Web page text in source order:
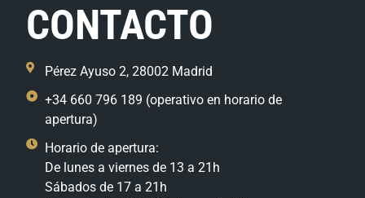
CONTACTO
Pérez Ayuso 2, 28002 Madrid
+34 660 796 189 (operativo en horario de
apertura)
Horario de apertura:
De lunes a viernes de 13 a 21h
Sábados de 17 a 21h